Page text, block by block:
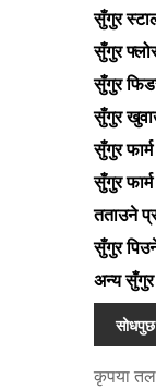
सुँगुर
सुँगुर
सुँगुर
सुँगुर
सुँगुर
सुँगुर
तताउने
सुँगुर
अन्य
कृपया